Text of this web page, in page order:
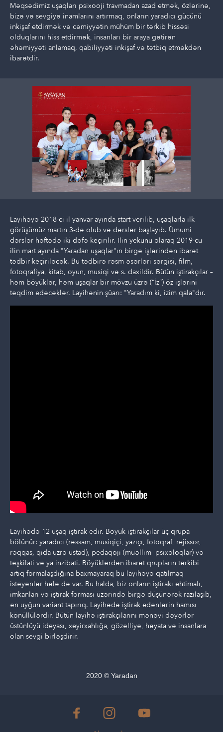
Məqsədimiz uşaqları psixooji travmadan azad etmək, özlərinə,
bizə və sevgiyə inamlarını artırmaq, onların yaradıcı gücünü
inkişaf etdirmək və cəmiyyətin mühüm bir tərkib hissəsi
olduqlarını hiss etdirmək, insanları bir araya gətirən
əhəmiyyəti anlamaq, qabiliyyəti inkişaf və tətbiq etməkdən
ibarətdir.
Layihəyə 2018-ci il yanvar ayında start verilib, uşaqlarla ilk
görüşümüz martın 3-də olub və dərslər başlayıb. Ümumi
dərslər həftədə iki dəfə keçirilir. İlin yekunu olaraq 2019-cu
ilin mart ayında "Yaradan uşaqlar"ın birgə işlərindən ibarət
tədbir keçiriləcək. Bu tədbirə rəsm əsərləri sərgisi, film,
fotoqrafiya, kitab, oyun, musiqi və s. daxildir. Bütün iştirakçılar –
həm böyüklər, həm uşaqlar bir mövzu üzrə (“İz”) öz işlərini
təqdim edəcəklər. Layihənin şüarı: "Yaradım ki, izim qala"dır.
Layihədə 12 uşaq iştirak edir. Böyük iştirakçılar üç qrupa
bölünür: yaradıcı (rəssam, musiqiçi, yazıçı, fotoqraf, rejissor,
rəqqas, qida üzrə ustad), pedaqoji (müəllim—psixoloqlar) və
təşkilati və ya inzibati. Böyüklərdən ibarət qrupların tərkibi
artıq formalaşdığına baxmayaraq bu layihəyə qatılmaq
istəyənlər hələ də var. Bu halda, biz onların iştirakı ehtimalı,
imkanları və iştirak forması üzərində birgə düşünərək razılaşıb,
ən uyğun variant tapırıq. Layihədə iştirak edənlərin hamısı
könüllülərdir. Bütün layihə iştirakçılarını mənəvi dəyərlər
üstünlüyü ideyası, xeyirxahlığa, gözəlliyə, həyata və insanlara
olan sevgi birləşdirir.
2020 © Yaradan